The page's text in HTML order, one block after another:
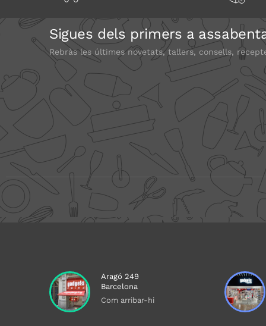
Sigues dels primers a
Rebràs les últimes novetats, tallers, consells,
Aragó 249
Barcelona
Com arribar-hi